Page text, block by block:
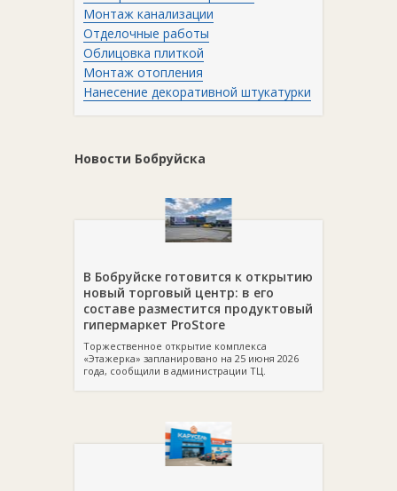
Монтаж канализации
Отделочные работы
Облицовка плиткой
Монтаж отопления
Нанесение декоративной штукатурки
Новости Бобруйска
В Бобруйске готовится к открытию
новый торговый центр: в его
составе разместится продуктовый
гипермаркет ProStore
Торжественное открытие комплекса
«Этажерка» запланировано на 25 июня 2026
года, сообщили в администрации ТЦ.